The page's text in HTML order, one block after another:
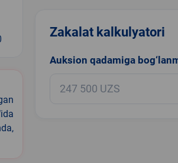
Zakalat kalkulyatori
Auksion qadamiga